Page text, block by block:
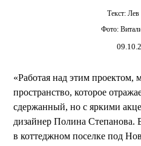
Текст: Лев
Фото:
«Работая над этим проектом,
пространство, которое
сдержанный, но с яркими
дизайнер Полина Степанова.
в коттеджном поселке под